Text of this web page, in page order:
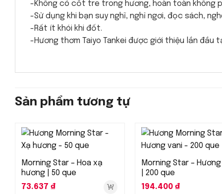
-Không có cốt tre trong hương, hoàn toàn không
-Sử dụng khi bạn suy nghĩ, nghỉ ngơi, đọc sách,
-Rất ít khói khi đốt.
-Hương thơm Taiyo Tankei được giới thiệu lần đầu
Sản phẩm tương tự
Morning Star – Hoa xạ
hương | 50 que
73.637 ₫
Morning Star –
| 200 que
194.400 ₫